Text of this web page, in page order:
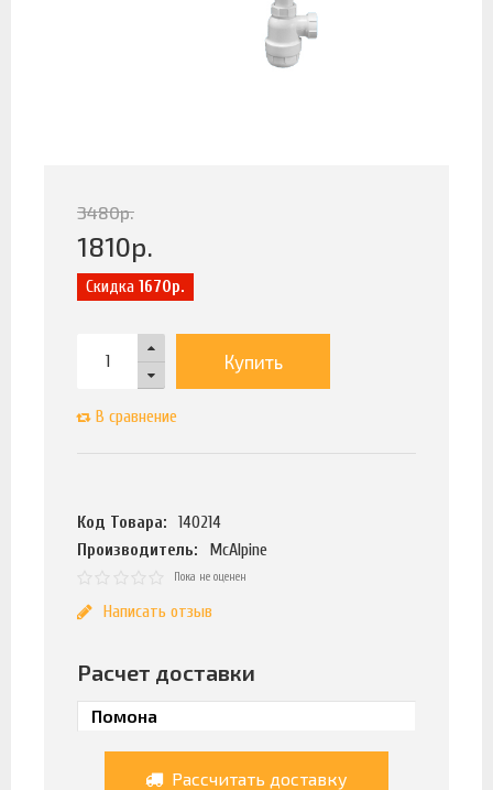
3480р.
1810р.
Скидка 1670р.
Купить
В сравнение
Код Товара:
140214
Производитель:
McAlpine
Пока не оценен
Написать отзыв
Расчет доставки
Рассчитать доставку